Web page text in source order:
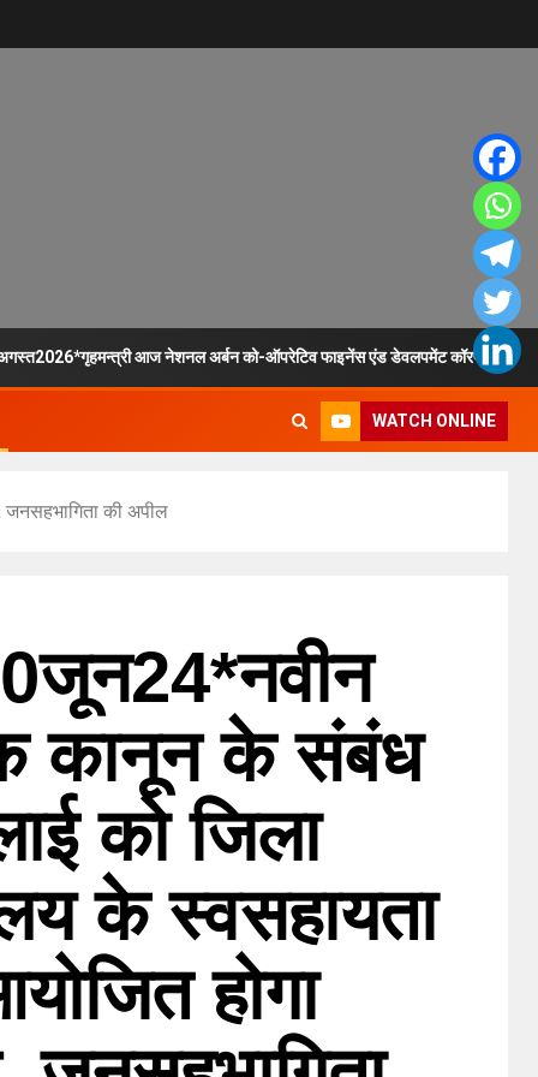
आज नेशनल अर्बन को-ऑपरेटिव फाइनेंस एंड डेवलपमेंट कॉरपोरेशन
WATCH ONLINE
की अपील
कानून के संबंध
को जिला
के स्वसहायता
होगा